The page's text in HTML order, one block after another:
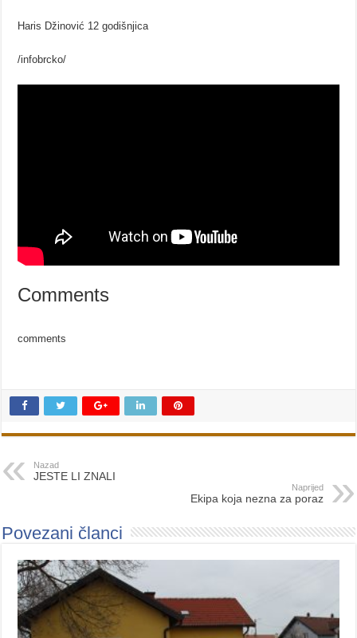
Haris Džinović 12 godišnjica
/infobrcko/
Comments
comments
Nazad
JESTE LI ZNALI
Naprijed
Ekipa koja nezna za poraz
Povezani članci